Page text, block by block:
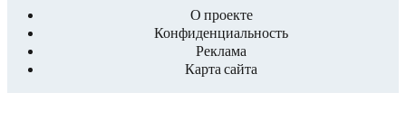
О проекте
Конфиденциальность
Реклама
Карта сайта